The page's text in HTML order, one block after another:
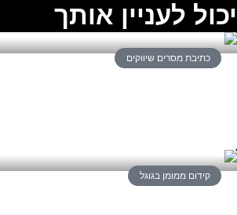
יכול לעניין אותך
כתיבת מסרים שיווקים
קידום ממומן בגוגל